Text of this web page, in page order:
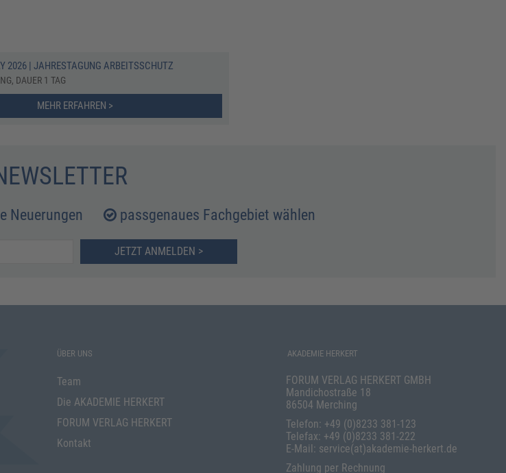
2026 | JAHRESTAGUNG ARBEITSSCHUTZ
DAUER 1 TAG
MEHR ERFAHREN >
Neuerungen passgenaues Fachgebiet wählen
JETZT ANMELDEN >
ÜBER UNS
Team
Die AKADEMIE HERKERT
FORUM VERLAG HERKERT
Kontakt
AKADEMIE HERKERT
FORUM VERLAG HERKERT GMBH
Mandichostraße 18
86504 Merching
Telefon: +49 (0)8233 381-123
Telefax: +49 (0)8233 381-222
E-Mail: service(at)akademie-herkert.de
Zahlung per Rechnung